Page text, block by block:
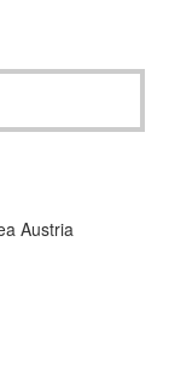
Austria